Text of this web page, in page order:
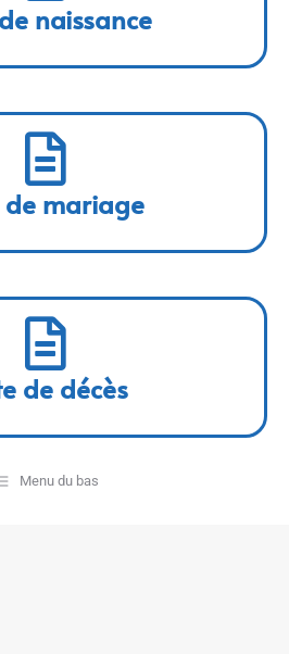
naissance
de mariage
de décès
Menu du bas